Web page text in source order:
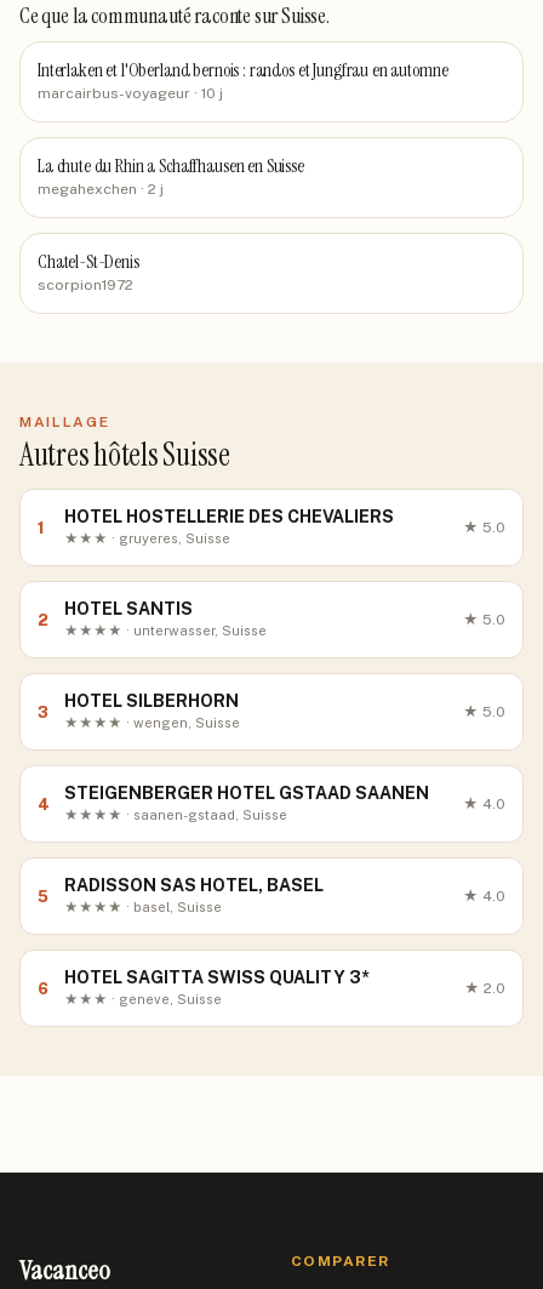
Ce que la communauté racontesur Suisse.
Interlaken et l'Oberland bernois : randos et Jungfrau en automne
marcairbus-voyageur · 10 j
La chute du Rhin a Schaffhausen en Suisse
megahexchen · 2 j
Chatel-St-Denis
scorpion1972
MAILLAGE
Autres hôtels Suisse
1
HOTEL HOSTELLERIE DES CHEVALIERS
★★★ · gruyeres, Suisse
★ 5.0
2
HOTEL SANTIS
★★★★ · unterwasser, Suisse
★ 5.0
3
HOTEL SILBERHORN
★★★★ · wengen, Suisse
★ 5.0
4
STEIGENBERGER HOTEL GSTAAD SAANEN
★★★★ · saanen-gstaad, Suisse
★ 4.0
5
RADISSON SAS HOTEL, BASEL
★★★★ · basel, Suisse
★ 4.0
6
HOTEL SAGITTA SWISS QUALITY 3*
★★★ · geneve, Suisse
★ 2.0
Vacanceo COMPARER